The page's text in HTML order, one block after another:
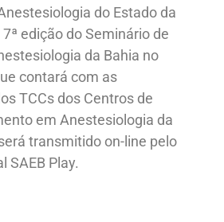
do Estado da
edição do Seminário de
da Bahia no
contará com as
TCCs dos Centros de
em Anestesiologia da
transmitido on-line pelo
SAEB Play.